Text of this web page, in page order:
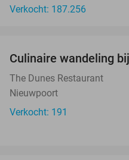
Verkocht: 187.256
Culinaire wandeling
The Dunes Restaurant
Nieuwpoort
Verkocht: 191